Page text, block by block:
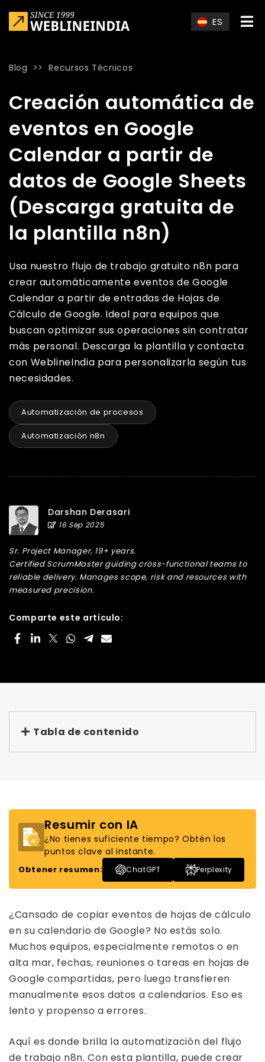
ES
Blog >>Recursos Técnicos
Creación automática de
eventos en Google
Calendar a partir de
datos de Google Sheets
(Descarga gratuita de
la plantilla n8n)
Usa nuestro flujo de trabajo gratuito n8n para
crear automáticamente eventos de Google
Calendar a partir de entradas de Hojas de
Cálculo de Google. Ideal para equipos que
buscan optimizar sus operaciones sin contratar
más personal. Descarga la plantilla y contacta
con WeblineIndia para personalizarla según tus
necesidades.
Automatización de procesos
Automatización n8n
Darshan Derasari
16 Sep 2025
Sr. Project Manager, 19+ years.
Certified ScrumMaster guiding cross-functional teams to
reliable delivery. Manages scope, risk and resources with
measured precision.
Comparte este artículo:
Tabla de contenido
Resumir con IA
¿No tienes suficiente tiempo? Obtén los
puntos clave al instante.
Obtener resumen: ChatGPT Perplexity
¿Cansado de copiar eventos de hojas de cálculo
en su calendario de Google? No estás solo.
Muchos equipos, especialmente remotos o en
alta mar, fechas, reuniones o tareas en hojas de
Google compartidas, pero luego transfieren
manualmente esos datos a calendarios. Eso es
lento y propenso a errores.
Aquí es donde brilla la automatización del flujo
de trabajo n8n. Con esta plantilla, puede crear